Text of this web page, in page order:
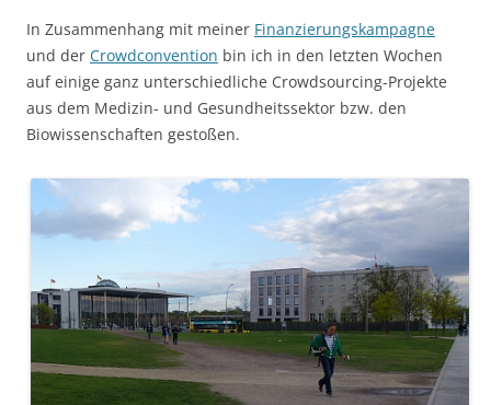
In Zusammenhang mit meiner Finanzierungskampagne
und der Crowdconvention bin ich in den letzten Wochen
auf einige ganz unterschiedliche Crowdsourcing-Projekte
aus dem Medizin- und Gesundheitssektor bzw. den
Biowissenschaften gestoßen.